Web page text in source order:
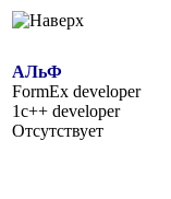
АЛьФ
FormEx developer
1c++ developer
Отсутствует